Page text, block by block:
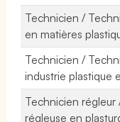
Technicien /
en matières
Technicien /
industrie plastique
Technicien
régleuse en